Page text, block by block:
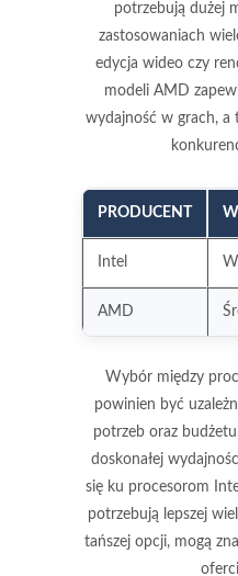
potrzebują dużej
zastosowaniach
edycja wideo czy
modeli AMD
wydajność w grach, a
PRODUCENT
Intel
AMD
Wybór między
powinien być
potrzeb oraz
doskonałej
się ku procesorom
potrzebują lepszej
tańszej opcji, mogą